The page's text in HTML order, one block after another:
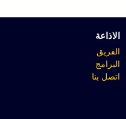
الاذاعة
الفريق
البرامج
اتصل بنا